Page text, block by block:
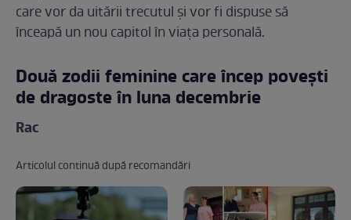
care vor da uitării trecutul și vor fi dispuse să
înceapă un nou capitol în viața personală.
Două zodii feminine care încep povești
de dragoste în luna decembrie
Rac
Articolul continuă după recomandări